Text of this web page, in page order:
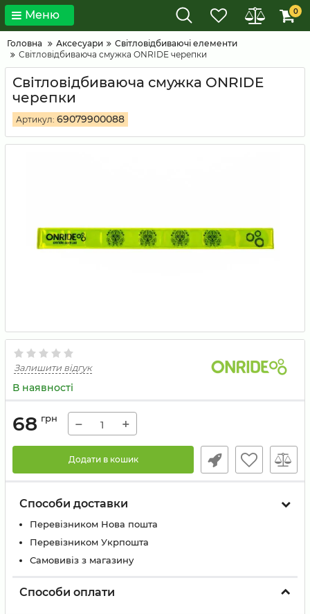
Меню 0
Головна Аксесуари
Світловідбиваючі елементи
Світловідбиваюча смужка ONRIDE черепки
Світловідбиваюча смужка ONRIDE
черепки
Артикул: 69079900088
Залишити відгук
В наявності
68 грн − +
Додати в кошик
Способи доставки
Перевізником Нова пошта
Перевізником Укрпошта
Самовивіз з магазину
Способи оплати